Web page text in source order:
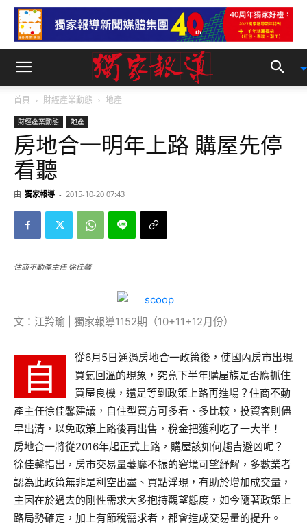
首頁 財經產業動態 地產
財經產業動態 地產
房地合一明年上路 購屋先停
看聽
由 獨家報導 - 2015-10-20 07:43
住商不動產主任 徐佳馨
文：江羚瑜 | 獨家報導1152期（10+11+12月份）
自
從6月5日通過房地合一政策後，使國內房市出現
買氣回溫的現象，究竟下半年購屋族是否應抓住
買屋良機，還是等到政策上路再進場？住商不動
產主任徐佳馨建議，自住型買方可多看、多比較，投資客則儘
早出清，以免政策上路後再出售，稅金把獲利吃了一大半！
房地合一將從2016年起正式上路，購屋該如何趨吉避凶呢？
徐佳馨指出，房市交易量萎靡不振的窘境可望紓解，多數業者
認為此政策無非是利空出盡、買點浮現，有助於增加成交量，
主因在於過去的剛性需求大多抱持觀望態度，如今隨著政策上
路局勢確定，加上有節稅需求者，都會造成交易量的提升。